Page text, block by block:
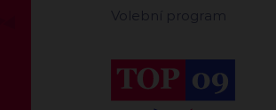
Volební program